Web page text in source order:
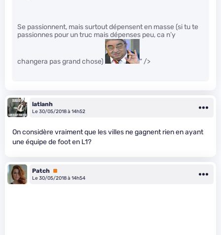
Se passionnent, mais surtout dépensent en masse (si tu te
passionnes pour un truc mais dépenses peu, ca n’y
changera pas grand chose) " />
latlanh
Le 30/05/2018 à 14h52
On considère vraiment que les villes ne gagnent rien en ayant
une équipe de foot en L1?
Patch Premium
Le 30/05/2018 à 14h54